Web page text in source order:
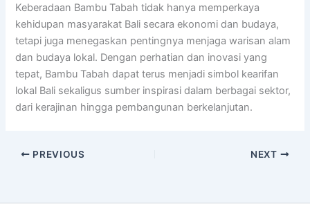
Keberadaan Bambu Tabah tidak hanya memperkaya
kehidupan masyarakat Bali secara ekonomi dan budaya,
tetapi juga menegaskan pentingnya menjaga warisan alam
dan budaya lokal. Dengan perhatian dan inovasi yang
tepat, Bambu Tabah dapat terus menjadi simbol kearifan
lokal Bali sekaligus sumber inspirasi dalam berbagai sektor,
dari kerajinan hingga pembangunan berkelanjutan.
PREVIOUS NEXT